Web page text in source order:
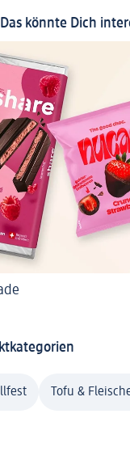
könnte Dich
Tofu &